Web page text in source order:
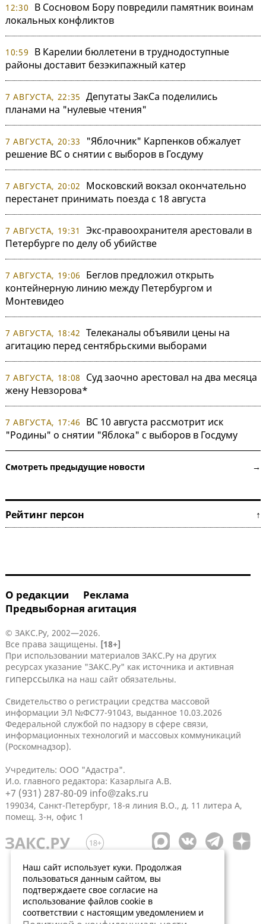
12:30
В Сосновом Бору повредили памятник воинам
локальных конфликтов
10:59
В Карелии бюллетени в труднодоступные
районы доставит безэкипажный катер
7 АВГУСТА, 22:35 Депутаты ЗакСа поделились
планами на "нулевые чтения"
7 АВГУСТА, 20:33
"Яблочник" Карпенков обжалует
решение ВС о снятии с выборов в Госдуму
7 АВГУСТА, 20:02
Московский вокзал окончательно
перестанет принимать поезда с 18 августа
7 АВГУСТА, 19:31
Экс-правоохранителя арестовали в
Петербурге по делу об убийстве
7 АВГУСТА, 19:06
Беглов предложил открыть
контейнерную линию между Петербургом и
Монтевидео
7 АВГУСТА, 18:42 Телеканалы объявили цены на
агитацию перед сентябрьскими выборами
7 АВГУСТА, 18:08
Суд заочно арестовал на два месяца
жену Невзорова*
7 АВГУСТА, 17:46
ВС 10 августа рассмотрит иск
"Родины" о снятии "Яблока" с выборов в Госдуму
Смотреть предыдущие новости →
Рейтинг персон ↑
О редакции
Реклама
Предвыборная агитация
© ЗАКС.Ру, 2002—2026.
Все права защищены. [18+]
При использовании материалов ЗАКС.Ру на других
ресурсах указание "ЗАКС.Ру" как источника и активная
гиперссылка на наш сайт обязательны.
Свидетельство о регистрации средства массовой
информации ЭЛ №ФС77-91043, выданное 10.03.2026
Федеральной службой по надзору в сфере связи,
информационных технологий и массовых коммуникаций
(Роскомнадзор).
Учредитель: ООО "Адастра".
И.о. главного редактора: Казарлыга А.В.
+7 (931) 287-80-09 info@zaks.ru
199034, Санкт-Петербург, 18-я линия В.О., д. 11 литера А,
помещ. 3-н, офис 1
Наш сайт использует куки. Продолжая
пользоваться данным сайтом, вы
подтверждаете свое согласие на
использование файлов cookie в
соответствии с настоящим уведомлением и